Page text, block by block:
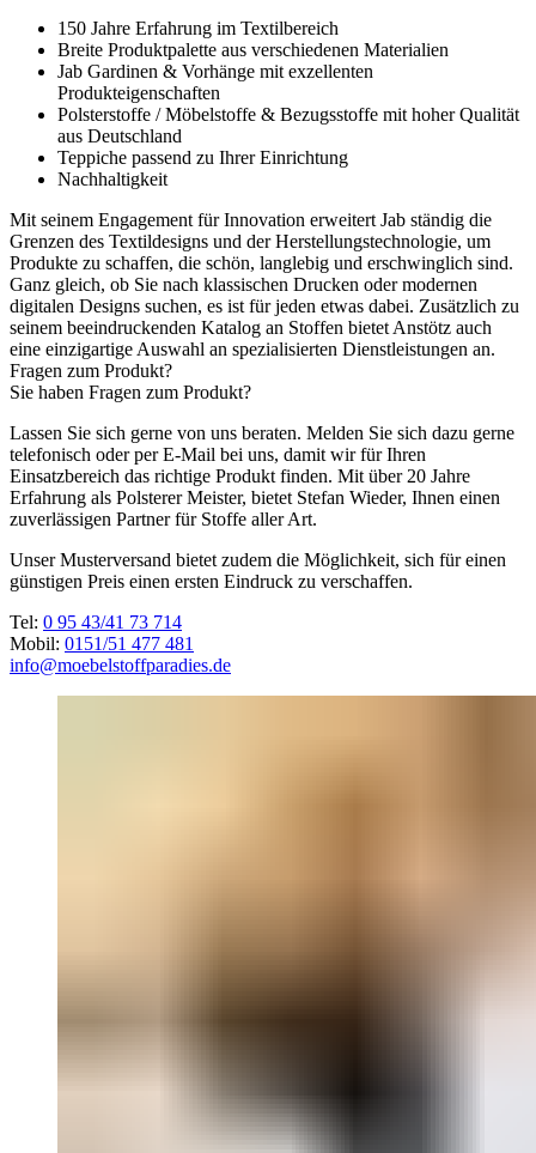
150 Jahre Erfahrung im Textilbereich
Breite Produktpalette aus verschiedenen Materialien
Jab Gardinen & Vorhänge mit exzellenten
Produkteigenschaften
Polsterstoffe / Möbelstoffe & Bezugsstoffe mit hoher Qualität
aus Deutschland
Teppiche passend zu Ihrer Einrichtung
Nachhaltigkeit
Mit seinem Engagement für Innovation erweitert Jab ständig die
Grenzen des Textildesigns und der Herstellungstechnologie, um
Produkte zu schaffen, die schön, langlebig und erschwinglich sind.
Ganz gleich, ob Sie nach klassischen Drucken oder modernen
digitalen Designs suchen, es ist für jeden etwas dabei. Zusätzlich zu
seinem beeindruckenden Katalog an Stoffen bietet Anstötz auch
eine einzigartige Auswahl an spezialisierten Dienstleistungen an.
Fragen zum Produkt?
Sie haben Fragen zum Produkt?
Lassen Sie sich gerne von uns beraten. Melden Sie sich dazu gerne
telefonisch oder per E-Mail bei uns, damit wir für Ihren
Einsatzbereich das richtige Produkt finden. Mit über 20 Jahre
Erfahrung als Polsterer Meister, bietet Stefan Wieder, Ihnen einen
zuverlässigen Partner für Stoffe aller Art.
Unser Musterversand bietet zudem die Möglichkeit, sich für einen
günstigen Preis einen ersten Eindruck zu verschaffen.
Tel: 0 95 43/41 73 714
Mobil: 0151/51 477 481
info@moebelstoffparadies.de